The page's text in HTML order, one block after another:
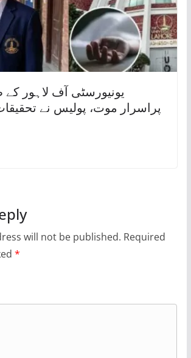
یونیورسٹی آف لاہور کے
پراسرار موت، پولیس نے
will not be published. Required
*